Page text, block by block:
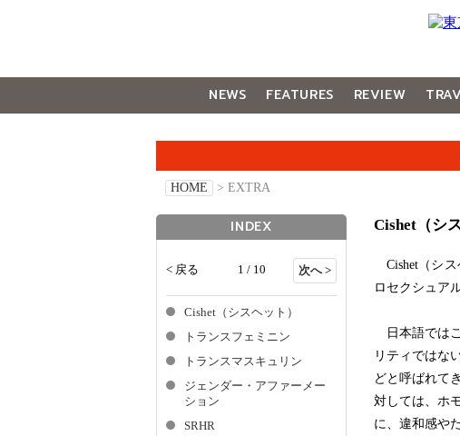
NEWS FEATURES REVIEW
HOME > EXTRA
Cishet（シ
Cishet（シス
ロセクシュア
日本語では
リティではな
どと呼ばれて
対しては、ホ
に、違和感や
INDEX
< 戻る 1 / 10 次へ >
Cishet（シスヘット）
トランスフェミニン
トランスマスキュリン
ジェンダー・アファーメー
ション
SRHR